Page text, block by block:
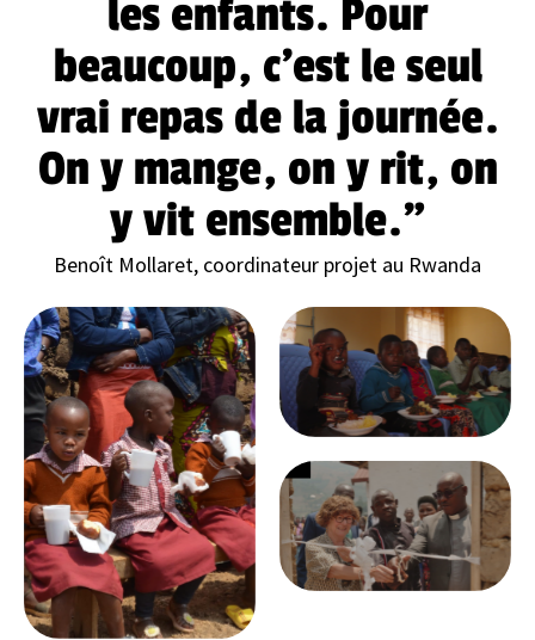
les enfants. Pour
beaucoup, c’est le seul
vrai repas de la journée.
On y mange, on y rit, on
y vit ensemble."
Benoît Mollaret, coordinateur projet au Rwanda